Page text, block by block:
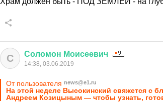
С Соломон Моисеевич
14:38, 03.06.2019
От пользователя news@e1.ru
На этой неделе Высокинский свяжется с
Андреем Козицыным — чтобы узнать,